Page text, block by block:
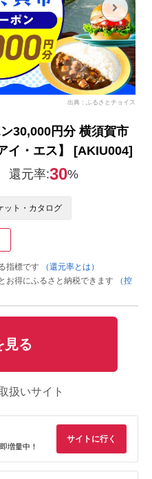
出典：ふるさとチョイス
30,000円分 横須賀市
イ・エス】 [AKIU004]
還元率:30%
ット・カタログ
指標です
（還元率とは）
お得にふるさと納税できます
（控
見る
扱いサイト
増量中！
サイトに行く